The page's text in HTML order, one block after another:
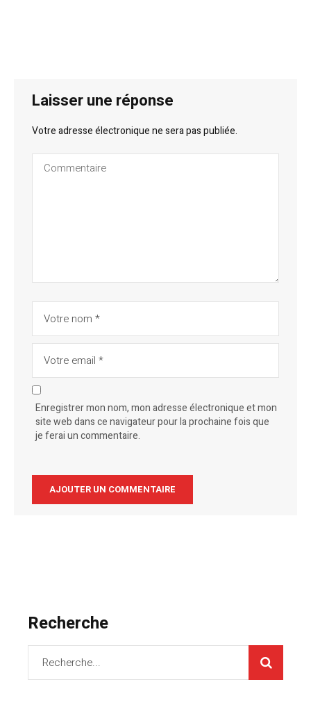
Laisser une réponse
Votre adresse électronique ne sera pas publiée.
Enregistrer mon nom, mon adresse électronique et mon
site web dans ce navigateur pour la prochaine fois que
je ferai un commentaire.
Recherche